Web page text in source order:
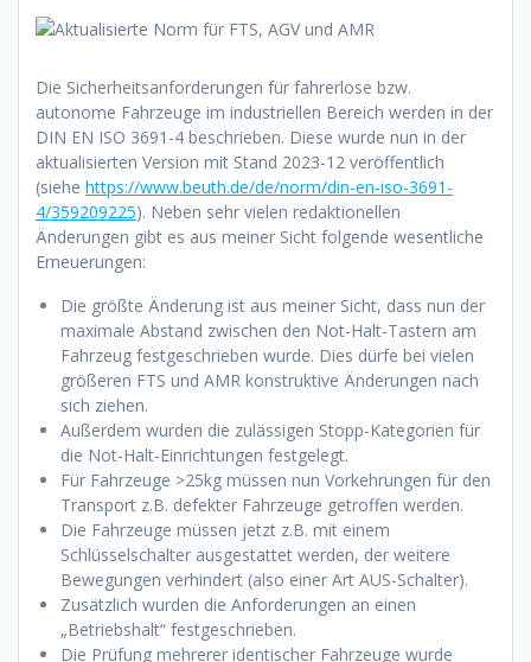
Die Sicherheitsanforderungen für fahrerlose bzw.
autonome Fahrzeuge im industriellen Bereich werden in der
DIN EN ISO 3691-4 beschrieben. Diese wurde nun in der
aktualisierten Version mit Stand 2023-12 veröffentlich
(siehe https://www.beuth.de/de/norm/din-en-iso-3691-
4/359209225). Neben sehr vielen redaktionellen
Änderungen gibt es aus meiner Sicht folgende wesentliche
Erneuerungen:
Die größte Änderung ist aus meiner Sicht, dass nun der
maximale Abstand zwischen den Not-Halt-Tastern am
Fahrzeug festgeschrieben wurde. Dies dürfe bei vielen
größeren FTS und AMR konstruktive Änderungen nach
sich ziehen.
Außerdem wurden die zulässigen Stopp-Kategorien für
die Not-Halt-Einrichtungen festgelegt.
Für Fahrzeuge >25kg müssen nun Vorkehrungen für den
Transport z.B. defekter Fahrzeuge getroffen werden.
Die Fahrzeuge müssen jetzt z.B. mit einem
Schlüsselschalter ausgestattet werden, der weitere
Bewegungen verhindert (also einer Art AUS-Schalter).
Zusätzlich wurden die Anforderungen an einen
„Betriebshalt“ festgeschrieben.
Die Prüfung mehrerer identischer Fahrzeuge wurde